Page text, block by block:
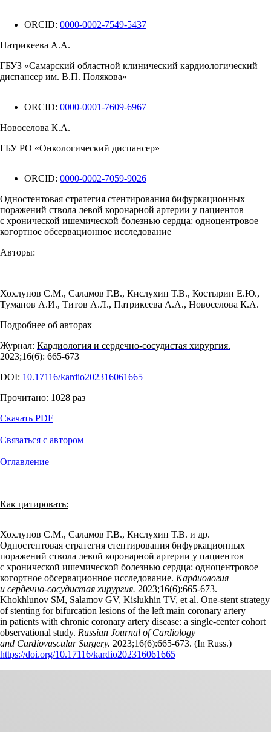
ORCID: 0000-0002-7549-5437
Патрикеева А.А.
ГБУЗ «Самарский областной клинический кардиологический
диспансер им. В.П. Полякова»
ORCID: 0000-0001-7609-6967
Новоселова К.А.
ГБУ РО «Онкологический диспансер»
ORCID: 0000-0002-7059-9026
Одностентовая стратегия стентирования бифуркационных
поражений ствола левой коронарной артерии у пациентов
с хронической ишемической болезнью сердца: одноцентровое
когортное обсервационное исследование
Авторы:
Хохлунов С.М., Саламов Г.В., Кислухин Т.В., Костырин Е.Ю.,
Туманов А.И., Титов А.Л., Патрикеева А.А., Новоселова К.А.
Подробнее об авторах
Журнал: Кардиология и сердечно-сосудистая хирургия.
2023;16(6): 665‑673
DOI: 10.17116/kardio202316061665
Прочитано: 1028 раз
Скачать PDF
Связаться с автором
Оглавление
Как цитировать:
Хохлунов С.М., Саламов Г.В., Кислухин Т.В. и др.
Одностентовая стратегия стентирования бифуркационных
поражений ствола левой коронарной артерии у пациентов
с хронической ишемической болезнью сердца: одноцентровое
когортное обсервационное исследование. Кардиология
и сердечно-сосудистая хирургия. 2023;16(6):665‑673.
Khokhlunov SM, Salamov GV, Kislukhin TV, et al. One-stent strategy
of stenting for bifurcation lesions of the left main coronary artery
in patients with chronic coronary artery disease: a single-center cohort
observational study. Russian Journal of Cardiology
and Cardiovascular Surgery. 2023;16(6):665‑673. (In Russ.)
https://doi.org/10.17116/kardio202316061665